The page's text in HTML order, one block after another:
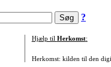
?
Hjælp til Herkomst:
Herkomst: kilden til den